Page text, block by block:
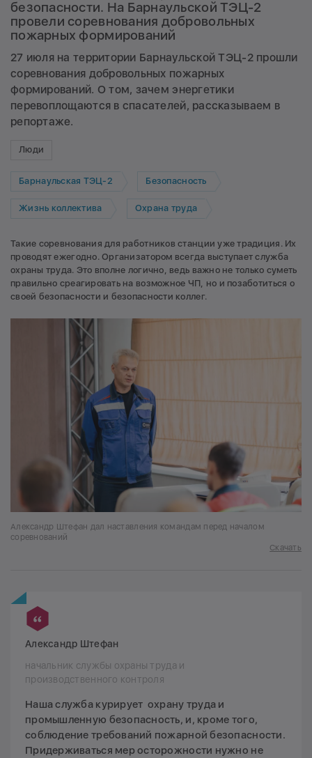
безопасности. На Барнаульской ТЭЦ-2
провели соревнования добровольных
пожарных формирований
27 июля на территории Барнаульской ТЭЦ-2 прошли
соревнования добровольных пожарных
формирований. О том, зачем энергетики
перевоплощаются в спасателей, рассказываем в
репортаже.
Люди
Барнаульская ТЭЦ-2 Безопасность
Жизнь коллектива Охрана труда
Такие соревнования для работников станции уже традиция. Их
проводят ежегодно. Организатором всегда выступает служба
охраны труда. Это вполне логично, ведь важно не только суметь
правильно среагировать на возможное ЧП, но и позаботиться о
своей безопасности и безопасности коллег.
Александр Штефан дал наставления командам перед началом
соревнований
Скачать
Александр Штефан
начальник службы охраны труда и
производственного контроля
Наша служба курирует охрану труда и
промышленную безопасность, и, кроме того,
соблюдение требований пожарной безопасности.
Придерживаться мер осторожности нужно не